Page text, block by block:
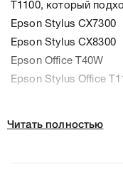
T1100, который
Epson Stylus CX7300
Epson Stylus CX8300
Epson Office T40W
Epson Stylus Office
Читать полностью